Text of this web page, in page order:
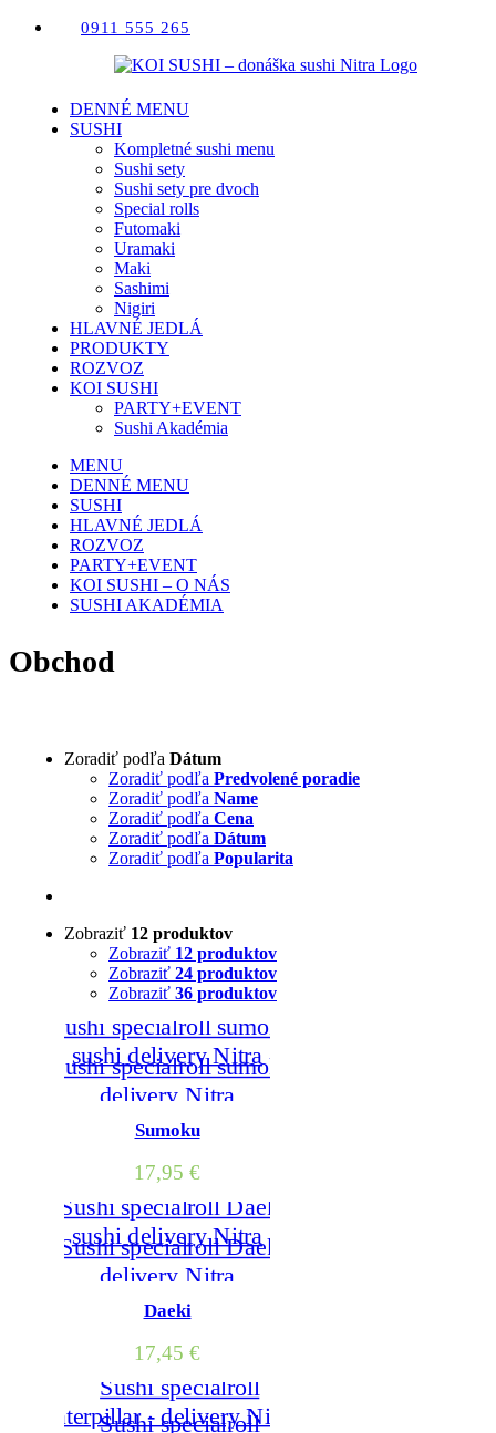
Skip
0911 555 265
DENNÉ MENU
SUSHI
Kompletné sushi menu
Sushi sety
Sushi sety pre dvoch
Special rolls
Futomaki
Uramaki
Maki
Sashimi
Nigiri
HLAVNÉ JEDLÁ
PRODUKTY
ROZVOZ
KOI SUSHI
PARTY+EVENT
Sushi Akadémia
MENU
DENNÉ MENU
SUSHI
HLAVNÉ JEDLÁ
ROZVOZ
PARTY+EVENT
KOI SUSHI – O NÁS
SUSHI AKADÉMIA
Obchod
Zoradiť podľa Dátum
Zoradiť podľa Predvolené poradie
Zoradiť podľa Name
Zoradiť podľa Cena
Zoradiť podľa Dátum
Zoradiť podľa Popularita
Zobraziť 12 produktov
Zobraziť 12 produktov
Zobraziť 24 produktov
Zobraziť 36 produktov
Sumoku
17,95 €
Daeki
17,45 €